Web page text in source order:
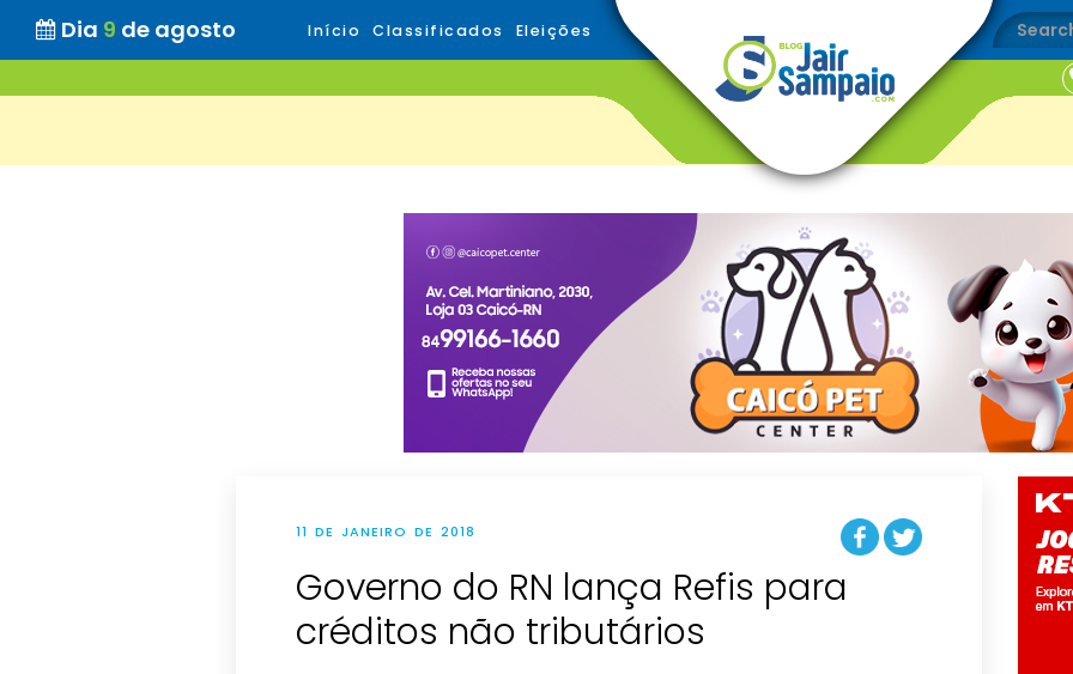
Dia 9 de agosto Início Classificados Eleições
11 DE JANEIRO DE 2018
Governo do RN lança Refis para
créditos não tributários